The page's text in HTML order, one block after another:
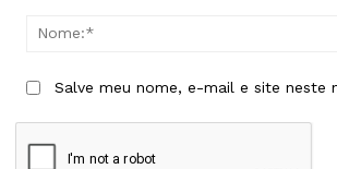
Salve meu nome, e-mail e site neste